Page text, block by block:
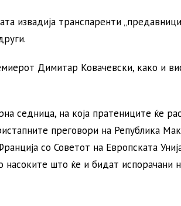
извадија транспаренти
Димитар Ковачевски, како и
седница, на која пратениците ќе
преговори на Република
со Советот на Европската
што ќе и бидат испорачани